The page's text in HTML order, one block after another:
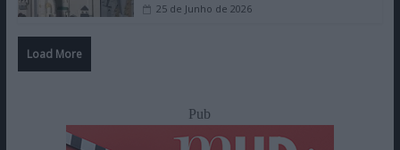
25 de Junho de 2026
Load More
Pub